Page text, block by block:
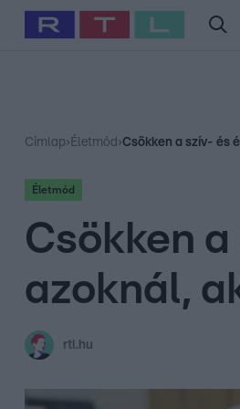
Babits Marcella Szellő István
Címlap› Életmód ›Csökken a szív- és
Életmód
Csökken
azoknál,
rtl.hu